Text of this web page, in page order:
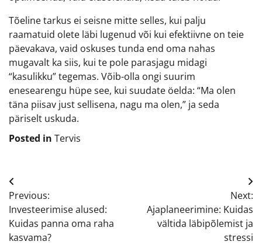
Tõeline tarkus ei seisne mitte selles, kui palju
raamatuid olete läbi lugenud või kui efektiivne on teie
päevakava, vaid oskuses tunda end oma nahas
mugavalt ka siis, kui te pole parasjagu midagi
“kasulikku” tegemas. Võib-olla ongi suurim
enesearengu hüpe see, kui suudate öelda: “Ma olen
täna piisav just sellisena, nagu ma olen,” ja seda
päriselt uskuda.
Posted in Tervis
Navigeerimine
Previous:
Investeerimise alused:
Kuidas panna oma raha
kasvama?
Next:
Ajaplaneerimine: Kuidas
vältida läbipõlemist ja
stressi